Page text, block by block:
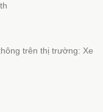
trên thị trường: Xe